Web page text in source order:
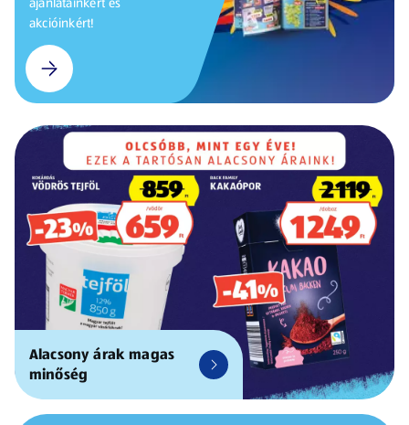
akcióinkért!
Alacsony árak magas
minőség